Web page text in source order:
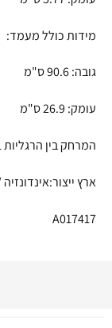
מידות כולל מעמד:
גובה: 90.6 ס"מ
עומק: 26.9 ס"מ
המרחק בין הרגליות 120.1 ס"מ
ארץ
A017417